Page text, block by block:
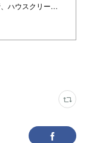
ハウスクリー…